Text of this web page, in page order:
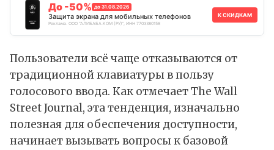
До -50% до 31.08.2026
Защита экрана для мобильных телефонов
Реклама. ООО "АЛИБАБА.КОМ (РУ)", ИНН 7703380158
К СКИДКАМ
Пользователи всё чаще отказываются от
традиционной клавиатуры в пользу
голосового ввода. Как отмечаетThe Wall
Street Journal, эта тенденция, изначально
полезная для обеспечения доступности,
начинает вызывать вопросы к базовой